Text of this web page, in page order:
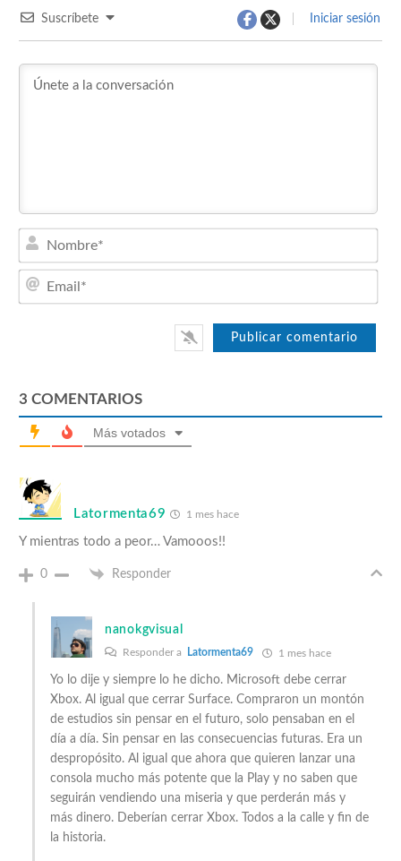
Suscríbete Iniciar sesión
3 COMENTARIOS
Más votados
Latormenta69 1 mes hace
Y mientras todo a peor… Vamooos!!
0 Responder
nanokgvisual
Responder a Latormenta69 1 mes hace
Yo lo dije y siempre lo he dicho. Microsoft debe cerrar
Xbox. Al igual que cerrar Surface. Compraron un montón
de estudios sin pensar en el futuro, solo pensaban en el
día a día. Sin pensar en las consecuencias futuras. Era un
despropósito. Al igual que ahora que quieren lanzar una
consola mucho más potente que la Play y no saben que
seguirán vendiendo una miseria y que perderán más y
más dinero. Deberían cerrar Xbox. Todos a la calle y fin de
la historia.